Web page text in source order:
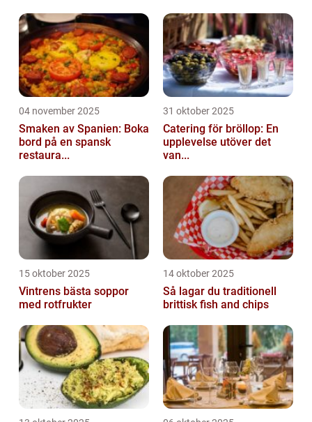
04 november 2025
Smaken av Spanien: Boka
bord på en spansk
restaura...
31 oktober 2025
Catering för bröllop: En
upplevelse utöver det
van...
15 oktober 2025
Vintrens bästa soppor
med rotfrukter
14 oktober 2025
Så lagar du traditionell
brittisk fish and chips